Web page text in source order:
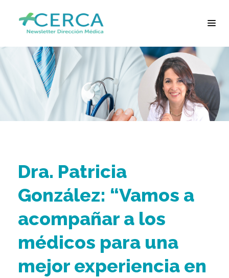
Dra. Patricia
González: “Vamos a
acompañar a los
médicos para una
mejor experiencia en